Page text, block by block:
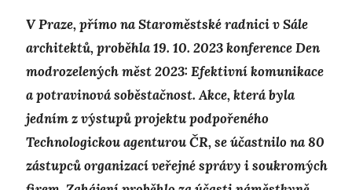
V Praze, přímo na Staroměstské radnici v Sále
architektů, proběhla 19. 10. 2023 konference Den
modrozelených měst 2023: Efektivní komunikace
a potravinová soběstačnost. Akce, která byla
jedním z výstupů projektu podpořeného
Technologickou agenturou ČR, se účastnilo na 80
zástupců organizací veřejné správy i soukromých